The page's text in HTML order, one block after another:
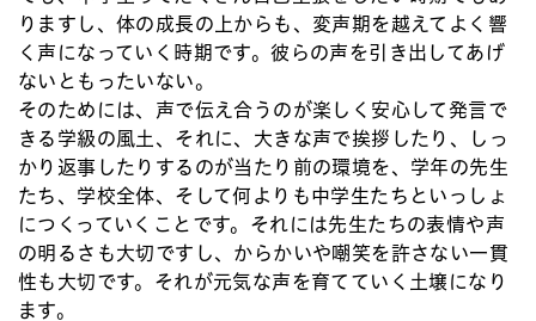
りますし、体の成長の上からも、変声期を越えてよく響
く声になっていく時期です。彼らの声を引き出してあげ
ないともったいない。
そのためには、声で伝え合うのが楽しく安心して発言で
きる学級の風土、それに、大きな声で挨拶したり、しっ
かり返事したりするのが当たり前の環境を、学年の先生
たち、学校全体、そして何よりも中学生たちといっしょ
につくっていくことです。それには先生たちの表情や声
の明るさも大切ですし、からかいや嘲笑を許さない一貫
性も大切です。それが元気な声を育てていく土壌になり
ます。